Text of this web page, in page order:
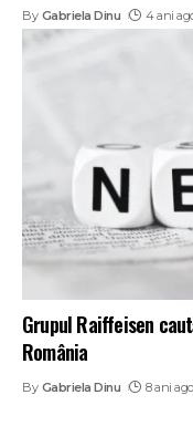
By Gabriela Dinu 4 ani
Grupul Raiffeisen
România
By Gabriela Dinu 8 ani ago